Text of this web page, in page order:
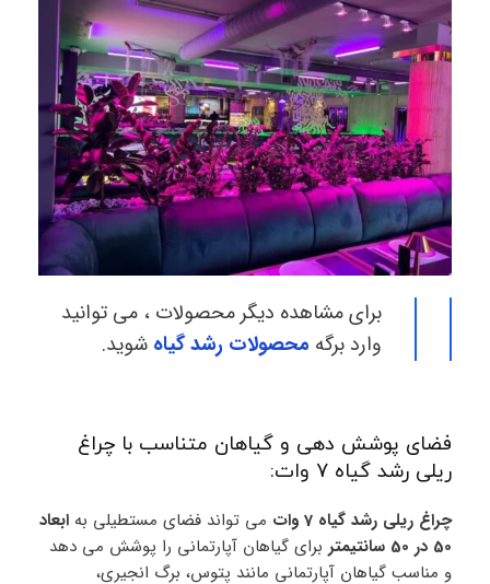
برای مشاهده دیگر محصولات ، می توانید
وارد برگه محصولات رشد گیاه شوید.
فضای پوشش دهی و گیاهان متناسب با چراغ
ریلی رشد گیاه 7 وات:
چراغ ریلی رشد گیاه 7 وات می تواند فضای مستطیلی به ابعاد
50 در 50 سانتیمتر
برای گیاهان آپارتمانی را پوشش می دهد
و مناسب گیاهان آپارتمانی مانند پتوس، برگ انجیری،